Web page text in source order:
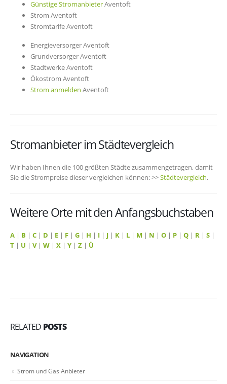
Günstige StromanbieterAventoft
Strom Aventoft
Stromtarife Aventoft
Energieversorger Aventoft
Grundversorger Aventoft
Stadtwerke Aventoft
Ökostrom Aventoft
Strom anmelden Aventoft
Stromanbieter im Städtevergleich
Wir haben Ihnen die 100 größten Städte zusammengetragen, damit
Sie die Strompreise dieser vergleichen können: >>Städtevergleich.
Weitere Orte mit den Anfangsbuchstaben
A | B | C | D | E | F | G | H | I | J | K | L | M | N | O | P | Q | R | S |
T | U | V| W | X | Y | Z | Ü
RELATED POSTS
NAVIGATION
Strom und Gas Anbieter